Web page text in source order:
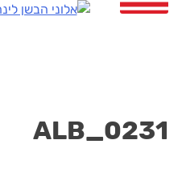
דלג
ALB_0231